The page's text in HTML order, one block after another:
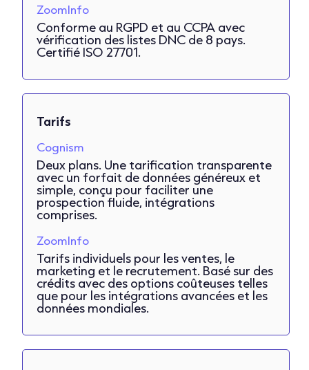
ZoomInfo
Conforme au RGPD et au CCPA avec
vérification des listes DNC de 8 pays.
Certifié ISO 27701.
Tarifs
Cognism
Deux plans. Une tarification transparente
avec un forfait de données généreux et
simple, conçu pour faciliter une
prospection fluide, intégrations
comprises.
ZoomInfo
Tarifs individuels pour les ventes, le
marketing et le recrutement. Basé sur des
crédits avec des options coûteuses telles
que pour les intégrations avancées et les
données mondiales.